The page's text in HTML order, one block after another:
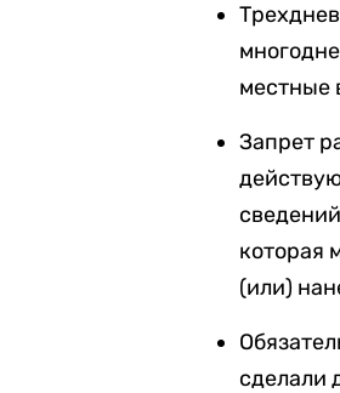
местные
Запрет
которая
(или)
сделали